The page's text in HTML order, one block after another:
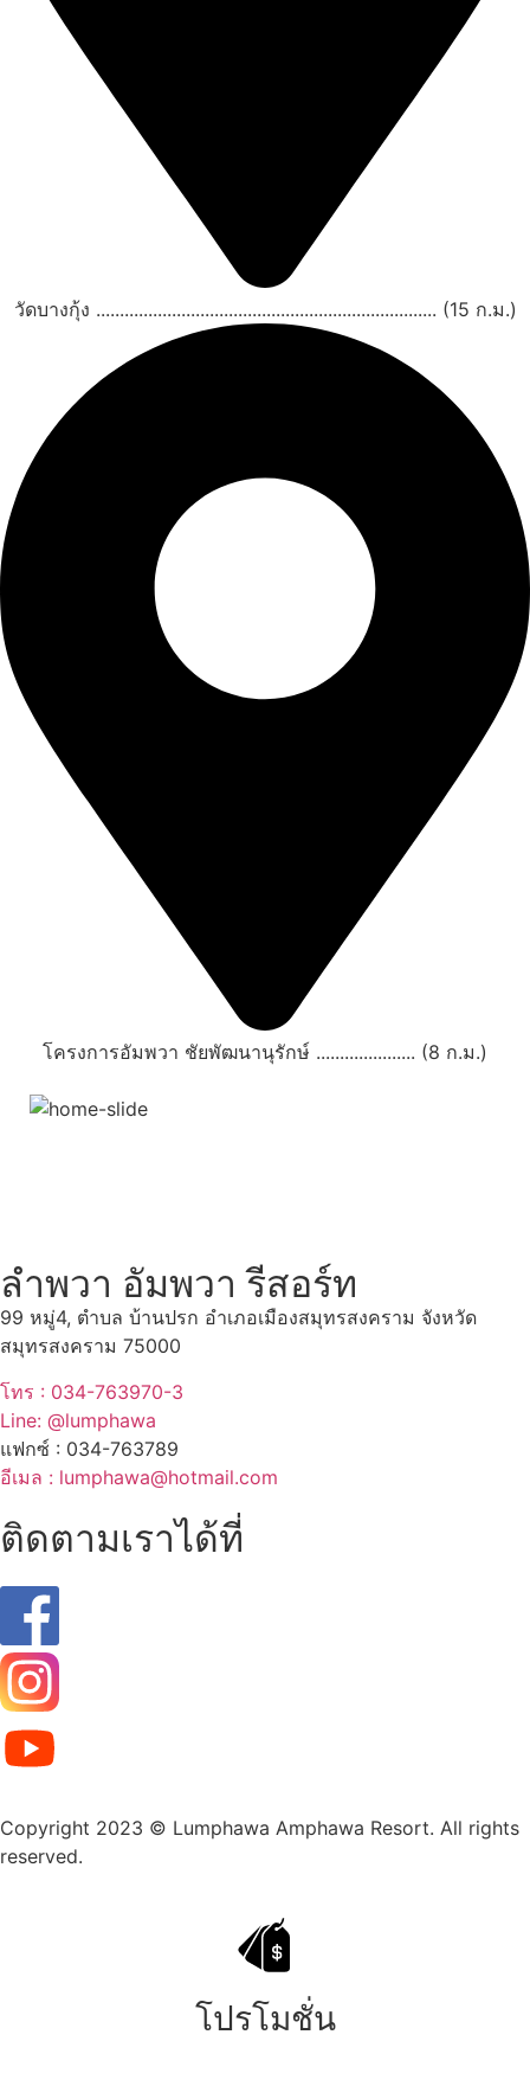
วัดบางกุ้ง ........................................................................ (15 ก.ม.)
โครงการอัมพวา ชัยพัฒนานุรักษ์ ..................... (8 ก.ม.)
ลำพวา อัมพวา รีสอร์ท
99 หมู่4, ตำบล บ้านปรก อำเภอเมืองสมุทรสงคราม จังหวัด
สมุทรสงคราม 75000
โทร : 034-763970-3
Line: @lumphawa
แฟกซ์ : 034-763789
อีเมล : lumphawa@hotmail.com
ติดตามเราได้ที่
Copyright 2023 © Lumphawa Amphawa Resort. All rights
reserved.
โปรโมชั่น